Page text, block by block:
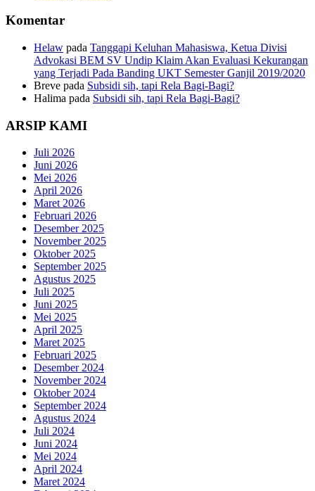
Komentar
Helaw pada Tanggapi Keluhan Mahasiswa, Ketua Divisi
Advokasi BEM SV Undip Klaim Akan Evaluasi Kekurangan
yang Terjadi Pada Banding UKT Semester Ganjil 2019/2020
Breve pada Subsidi sih, tapi Rela Bagi-Bagi?
Halima pada Subsidi sih, tapi Rela Bagi-Bagi?
ARSIP KAMI
Juli 2026
Juni 2026
Mei 2026
April 2026
Maret 2026
Februari 2026
Desember 2025
November 2025
Oktober 2025
September 2025
Agustus 2025
Juli 2025
Juni 2025
Mei 2025
April 2025
Maret 2025
Februari 2025
Desember 2024
November 2024
Oktober 2024
September 2024
Agustus 2024
Juli 2024
Juni 2024
Mei 2024
April 2024
Maret 2024